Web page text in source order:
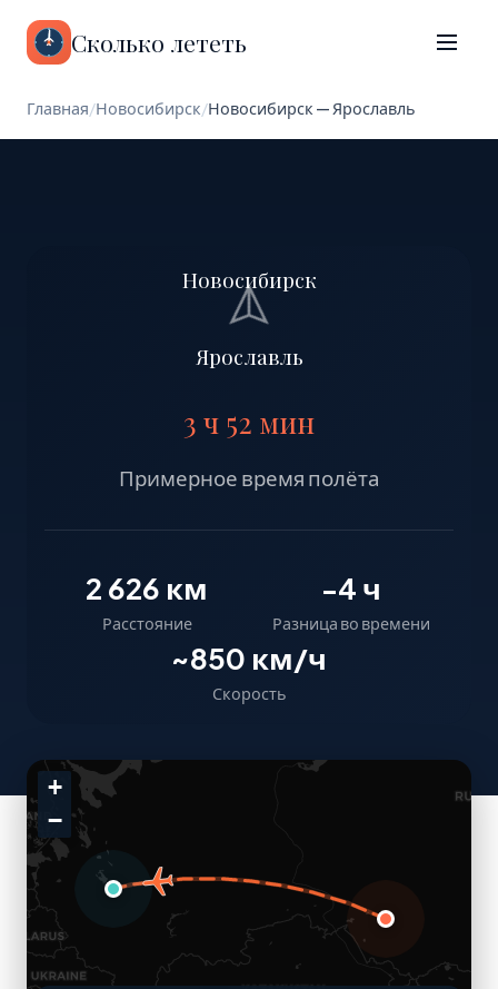
Сколько лететь
Главная/Новосибирск/Новосибирск — Ярославль
Новосибирск
Ярославль
3 ч 52 мин
Примерное время полёта
2 626 км
Расстояние
-4 ч
Разница во времени
~850 км/ч
Скорость
+
−